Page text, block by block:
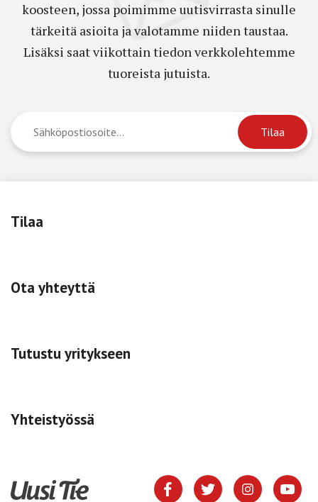
koosteen, jossa poimimme uutisvirrasta sinulle
tärkeitä asioita ja valotamme niiden taustaa.
Lisäksi saat viikottain tiedon verkkolehtemme
tuoreista jutuista.
Tilaa
Ota yhteyttä
Tutustu yritykseen
Yhteistyössä